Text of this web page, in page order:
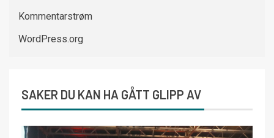
Kommentarstrøm
WordPress.org
SAKER DU KAN HA GÅTT GLIPP AV